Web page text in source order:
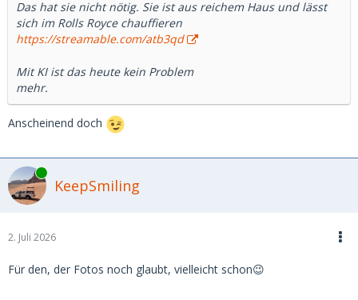
Das hat sie nicht nötig. Sie ist aus reichem Haus und lässt
sich im Rolls Royce chauffieren
https://streamable.com/atb3qd
Mit KI ist das heute kein Problem
mehr.
Anscheinend doch
Online
KeepSmiling
2. Juli 2026
Für den, der Fotos noch glaubt, vielleicht schon😉